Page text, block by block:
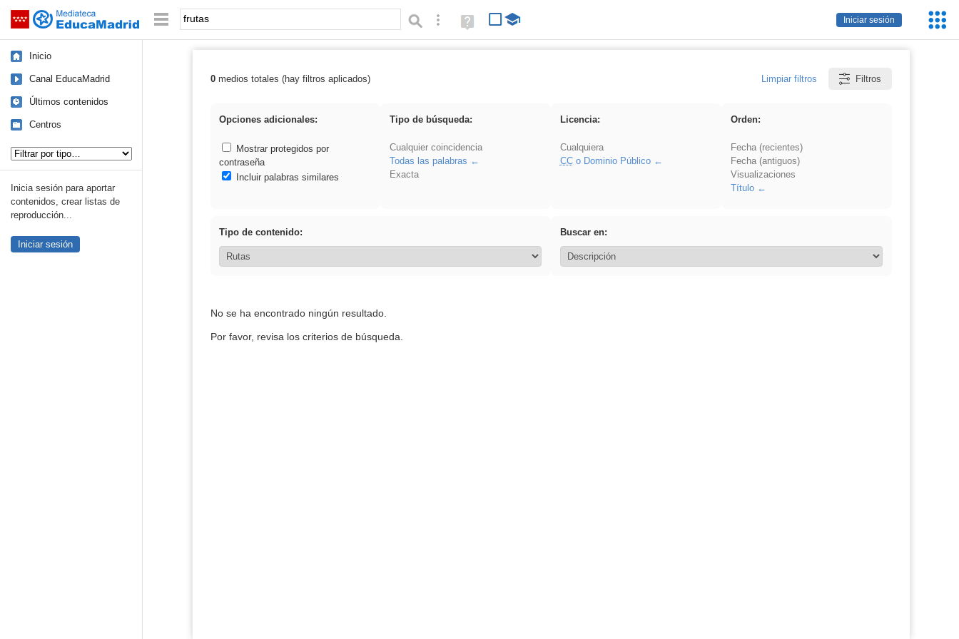
Saltar navegación
Iniciar sesión
Palabra o frase: Búsqueda avanzada
Ayuda
(en
Inicio
Canal EducaMadrid
Últimos contenidos
Centros
Inicia sesión para aportar
contenidos, crear listas de
reproducción...
Iniciar sesión
Resultados de: frutas
0medios totales (hay filtros aplicados) Limpiar filtros Filtros
Opciones adicionales:
Mostrar protegidos por
contraseña
Incluir palabras similares
Tipo de búsqueda:
Cualquier coincidencia
Todas las palabras
Exacta
Licencia:
Cualquiera
CCo Dominio Público
Orden:
Fecha (recientes)
Fecha (antiguos)
Visualizaciones
Título
Tipo de contenido: Buscar en:
No se ha encontrado ningún resultado.
Por favor, revisa los criterios de búsqueda.